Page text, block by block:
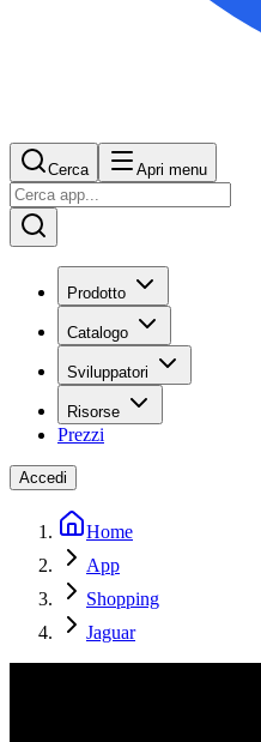
Cerca Apri menu
Prodotto
Catalogo
Sviluppatori
Risorse
Prezzi
Accedi
Home
App
Shopping
Jaguar